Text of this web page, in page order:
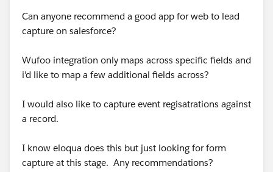
Can anyone recommend a good app for web to lead
capture on salesforce?
Wufoo integration only maps across specific fields and
i'd like to map a few additional fields across?
I would also like to capture event regisatrations against
a record.
I know eloqua does this but just looking for form
capture at this stage. Any recommendations?